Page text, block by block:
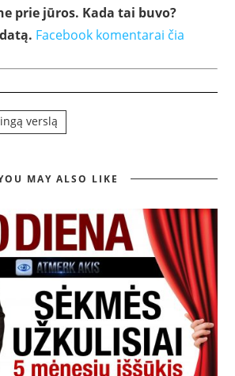
prie jūros. Kada tai buvo?
Facebook komentarai čia
verslą
MAY ALSO LIKE